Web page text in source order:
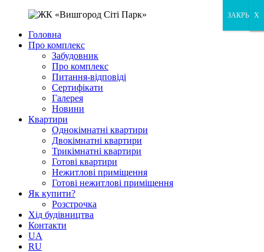
Головна
Про комплекс
Забудовник
Про комплекс
Питання-відповіді
Сертифікати
Галерея
Новини
Квартири
Однокімнатні квартири
Двокімнатні квартири
Трикімнатні квартири
Готові квартири
Нежитлові приміщення
Готові нежитлові приміщення
Як купити?
Розстрочка
Хід будівництва
Контакти
UA
RU
X
ЗАКРЫТЬ
X